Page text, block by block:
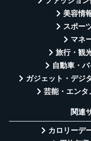
美容情
スポー
マネ
旅行・観
自動車・
ガジェット・デジ
芸能・エンタ
関連
カロリーデ